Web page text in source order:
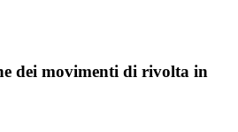
dei movimenti di rivolta in